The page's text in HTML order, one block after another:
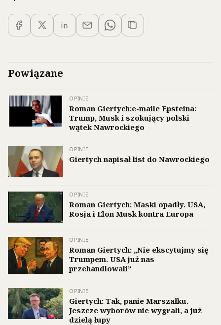
Powiązane
OPINIE
Roman Giertych:e-maile Epsteina:
Trump, Musk i szokujący polski
wątek Nawrockiego
OPINIE
Giertych napisał list do Nawrockiego
OPINIE
Roman Giertych: Maski opadły. USA,
Rosja i Elon Musk kontra Europa
OPINIE
Roman Giertych: „Nie ekscytujmy się
Trumpem. USA już nas
przehandlowali”
OPINIE
Giertych: Tak, panie Marszałku.
Jeszcze wyborów nie wygrali, a już
dzielą łupy